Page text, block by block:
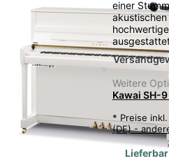
einer
akustischen
Weitere
Kawai SH-
* Preise
(DE) -